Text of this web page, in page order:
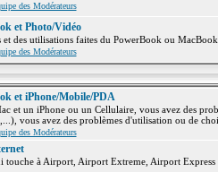
des Modérateurs
et Photo/Vidéo
et des utilisations faites du PowerBook ou
des Modérateurs
et iPhone/Mobile/PDA
et un iPhone ou un Cellulaire, vous avez des
vous avez des problèmes d'utilisation ou de
des Modérateurs
touche à Airport, Airport Extreme, Airport